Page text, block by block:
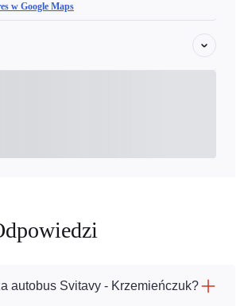
w Google Maps
autobus Svitavy - Krzemieńczuk?